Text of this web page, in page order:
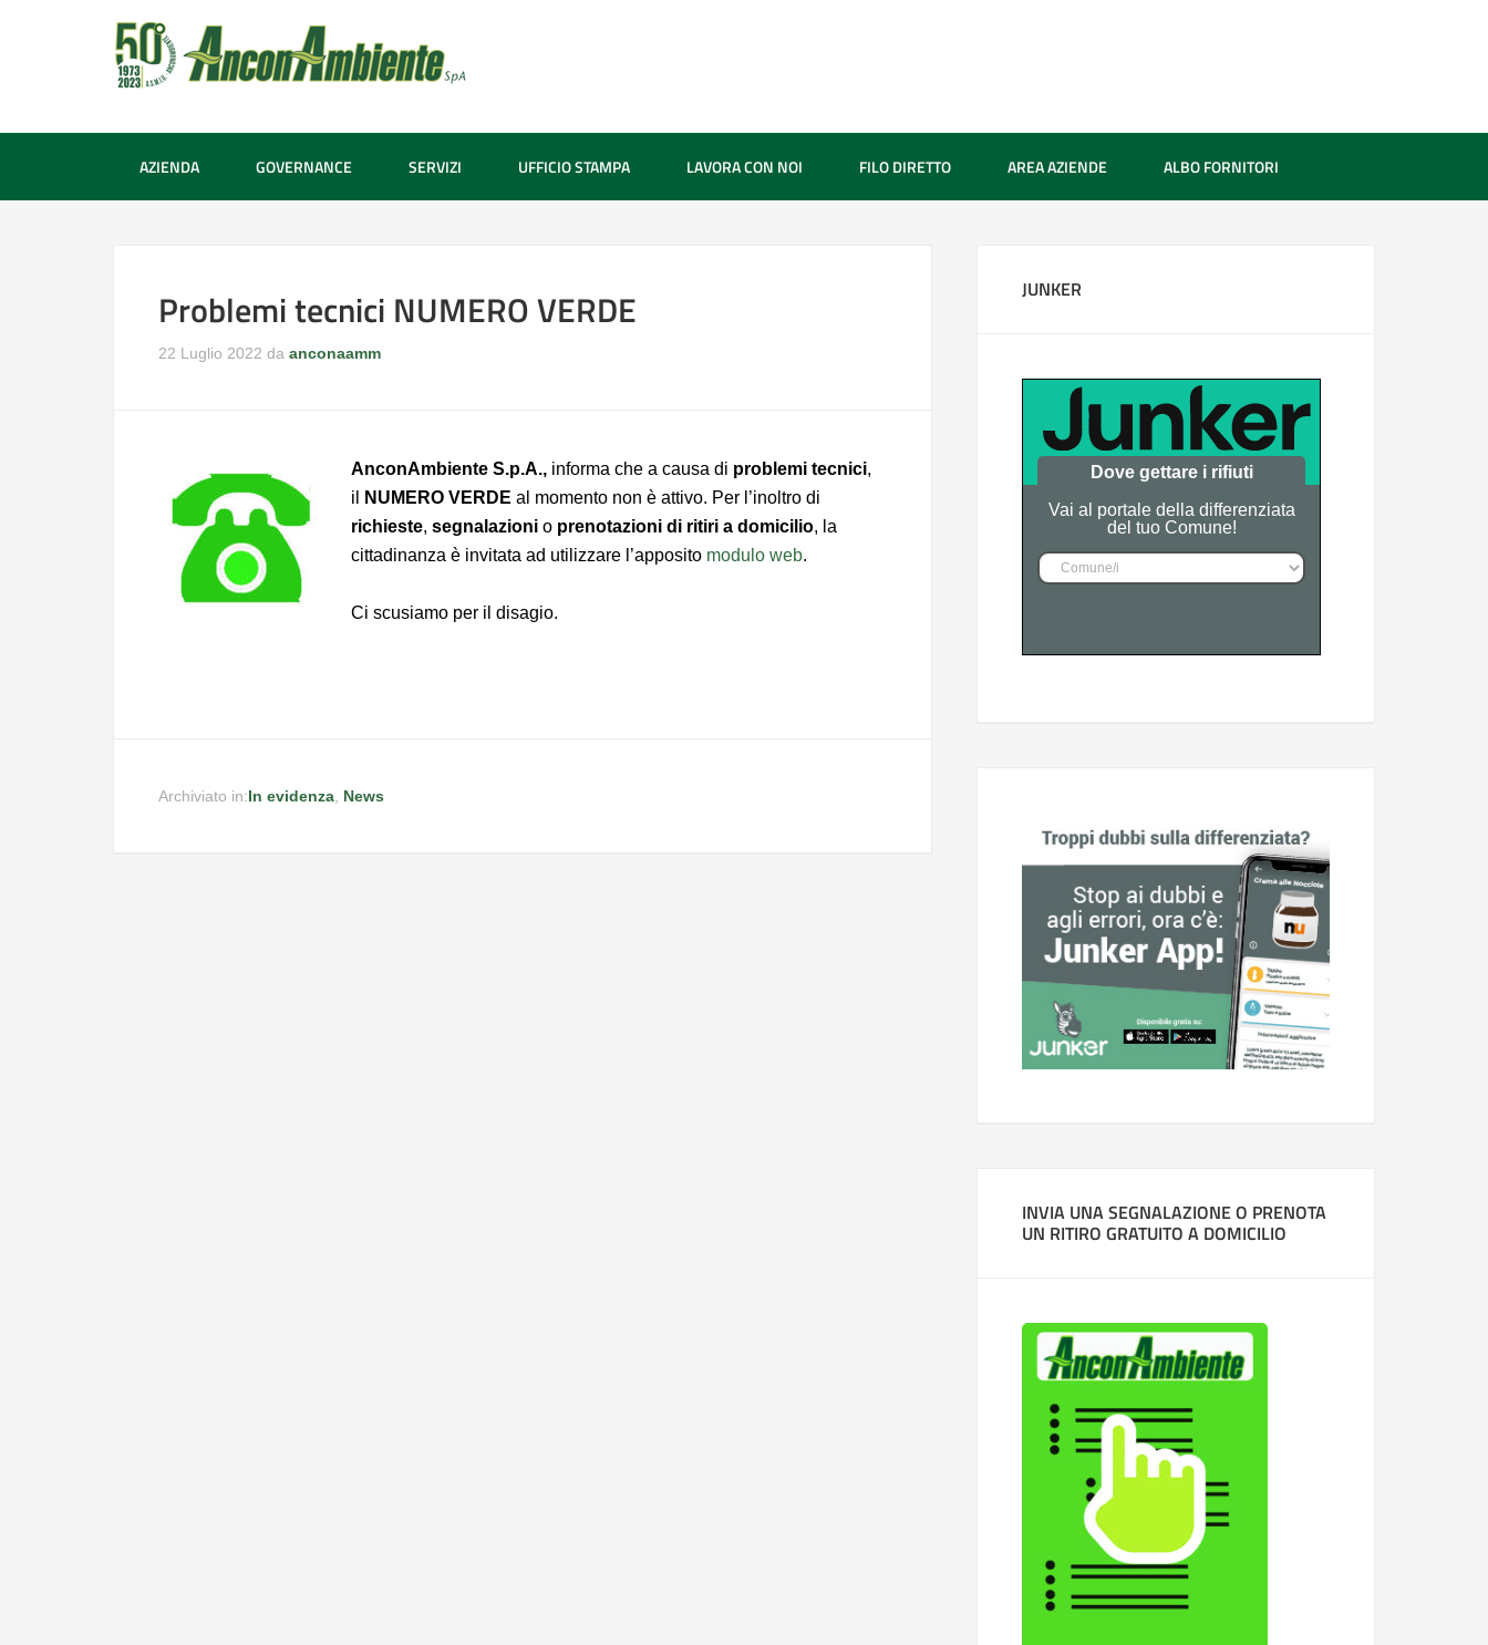
AZIENDA GOVERNANCE SERVIZI UFFICIO STAMPA LAVORA CON NOI FILO DIRETTO AREA AZIENDE ALBO FORNITORI
Problemi tecnici NUMERO VERDE
22 Luglio 2022 da anconaamm
AnconAmbiente S.p.A., informa che a causa di problemi tecnici,
il
NUMERO VERDE al momento non è attivo. Per l’inoltro di
richieste, segnalazioni o prenotazioni di ritiri a domicilio, la
cittadinanza è invitata ad utilizzare l’apposito modulo web.
Ci scusiamo per il disagio.
Archiviato in:In evidenza News
JUNKER
Dove gettare i rifiuti
Vai al portale della differenziata
del tuo Comune!
INVIA UNA SEGNALAZIONE O PRENOTA
UN RITIRO GRATUITO A DOMICILIO